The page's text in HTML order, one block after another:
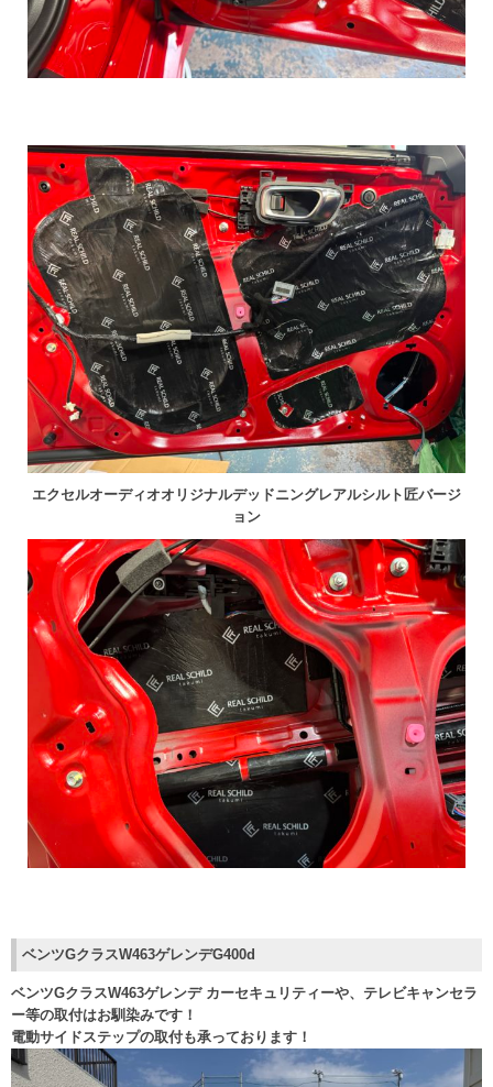
エクセルオーディオオリジナルデッドニングレアルシルト匠バージ
ョン
ベンツGクラスW463ゲレンデG400d
ベンツGクラスW463ゲレンデ カーセキュリティーや、テレビキャンセラ
ー等の取付はお馴染みです！
電動サイドステップの取付も承っております！